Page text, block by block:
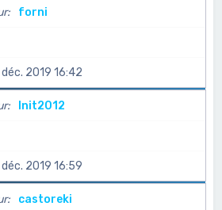
forni
2019 16:42
Init2012
2019 16:59
castoreki